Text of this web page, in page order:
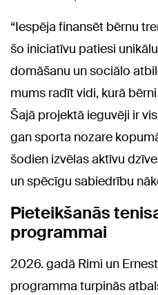
“Iespēja finansēt bērnu
šo iniciatīvu patiesi
domāšanu un sociālo
mums radīt vidi, kurā
Šajā projektā ieguvēji ir
gan sporta nozare
šodien izvēlas aktīvu
un spēcīgu sabiedrību
Pieteikšanās
programmai
2026. gadā Rimi un
programma turpinās